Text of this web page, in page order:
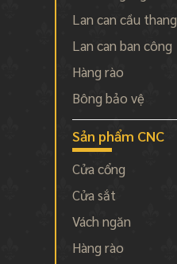
Lan can cầu thang
Lan can ban công
Hàng rào
Bông bảo vệ
Sản phẩm CNC
Cửa cổng
Cửa sắt
Vách ngăn
Hàng rào